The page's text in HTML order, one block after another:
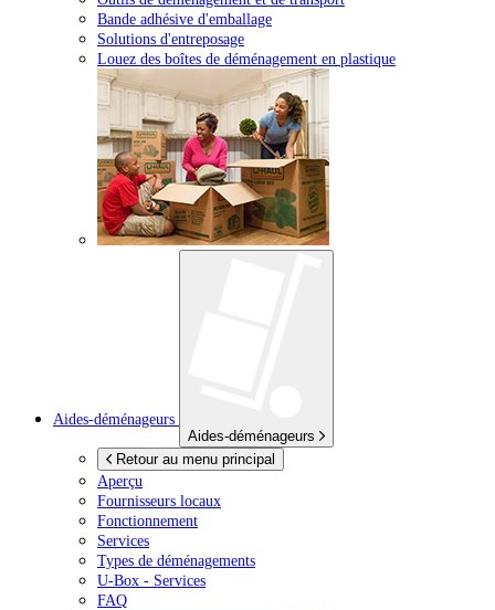
Bande adhésive d'emballage
Solutions d'entreposage
Louez des boîtes de déménagement en plastique
Aides-déménageurs
Aides-déménageurs
Retour au menu principal
Aperçu
Fournisseurs locaux
Fonctionnement
Services
Types de déménagements
U-Box - Services
FAQ